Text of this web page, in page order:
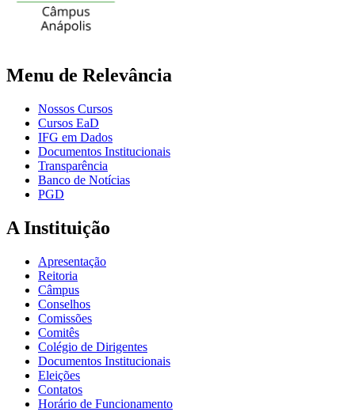
Menu de Relevância
Nossos Cursos
Cursos EaD
IFG em Dados
Documentos Institucionais
Transparência
Banco de Notícias
PGD
A Instituição
Apresentação
Reitoria
Câmpus
Conselhos
Comissões
Comitês
Colégio de Dirigentes
Documentos Institucionais
Eleições
Contatos
Horário de Funcionamento